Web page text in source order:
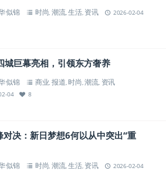
似锦 时尚, 潮流,生活, 资讯
2026-02-04
城巨幕亮相，引领东方奢养
似锦 商业, 报道,时尚,潮流, 资讯
04 8
决：新日梦想6何以从中突出“重
似锦 时尚, 潮流,生活, 资讯
2026-02-04